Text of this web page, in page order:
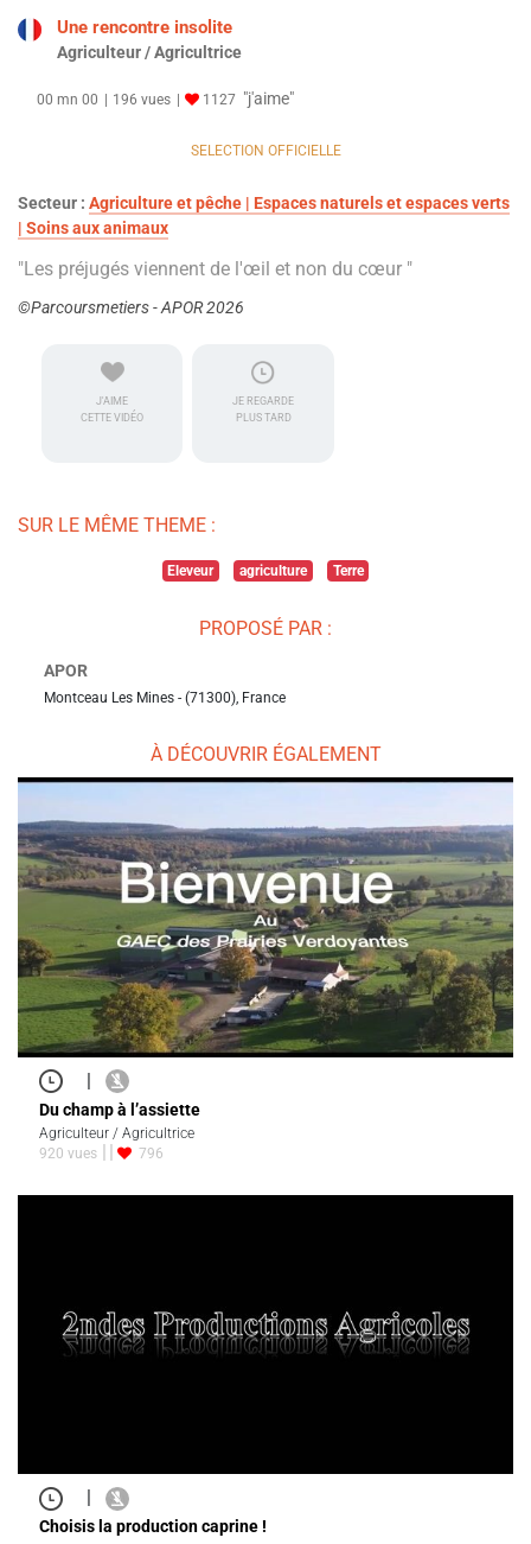
Une rencontre insolite
Agriculteur / Agricultrice
00 mn 00 196 vues 1127 "j'aime"
SELECTION OFFICIELLE
Secteur : Agriculture et pêche | Espaces naturels et espaces verts
| Soins aux animaux
"Les préjugés viennent de l'œil et non du cœur "
©Parcoursmetiers - APOR 2026
J'AIME
CETTE VIDÉO
JE REGARDE
PLUS TARD
SUR LE MÊME THEME :
Eleveur agriculture Terre
PROPOSÉ PAR :
APOR
Montceau Les Mines - (71300), France
À DÉCOUVRIR ÉGALEMENT
|
Du champ à l’assiette
Agriculteur / Agricultrice
920 vues
796
|
Choisis la production caprine !